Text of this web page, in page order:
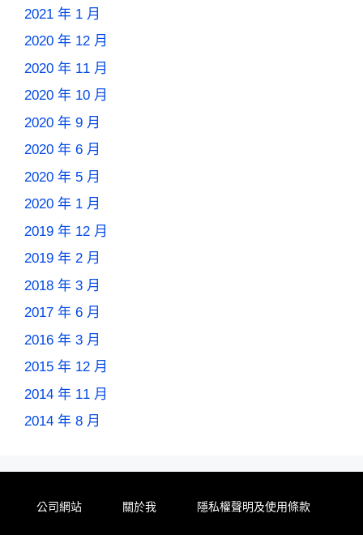
2021 年 1 月
2020 年 12 月
2020 年 11 月
2020 年 10 月
2020 年 9 月
2020 年 6 月
2020 年 5 月
2020 年 1 月
2019 年 12 月
2019 年 2 月
2018 年 3 月
2017 年 6 月
2016 年 3 月
2015 年 12 月
2014 年 11 月
2014 年 8 月
公司網站 關於我 隱私權聲明及使用條款